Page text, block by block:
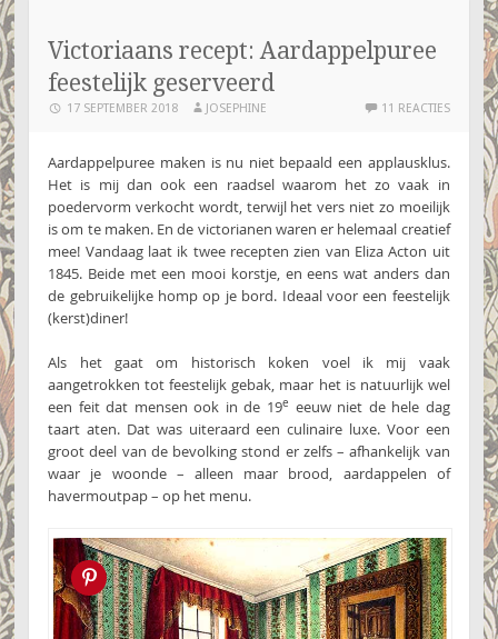
SPRINGEN
Victoriaans recept: Aardappelpuree
feestelijk geserveerd
17 SEPTEMBER 2018 JOSEPHINE 11 REACTIES
Aardappelpuree maken is nu niet bepaald een applausklus.
Het is mij dan ook een raadsel waarom het zo vaak in
poedervorm verkocht wordt, terwijl het vers niet zo moeilijk
is om te maken. En de victorianen waren er helemaal creatief
mee! Vandaag laat ik twee recepten zien van Eliza Acton uit
1845. Beide met een mooi korstje, en eens wat anders dan
de gebruikelijke homp op je bord. Ideaal voor een feestelijk
(kerst)diner!
Als het gaat om historisch koken voel ik mij vaak
aangetrokken tot feestelijk gebak, maar het is natuurlijk wel
een feit dat mensen ook in de 19e eeuw niet de hele dag
taart aten. Dat was uiteraard een culinaire luxe. Voor een
groot deel van de bevolking stond er zelfs – afhankelijk van
waar je woonde – alleen maar brood, aardappelen of
havermoutpap – op het menu.
Pin this!